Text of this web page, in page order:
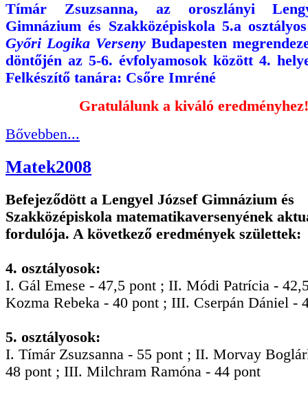
Tímár Zsuzsanna, az oroszlányi
Gimnázium és Szakközépiskola 5.a
Győri Logika Verseny Budapesten
döntőjén az 5-6. évfolyamosok között 4.
Felkészítő tanára: Csőre Imréné
Gratulálunk a kiváló eredményhez!
Bővebben...
Matek2008
Befejeződött a Lengyel József Gimnázium és
Szakközépiskola matematikaversenyének
fordulója. A következő eredmények születtek:
4. osztályosok:
I. Gál Emese - 47,5 pont ; II. Módi Patrícia -
Kozma Rebeka - 40 pont ; III. Cserpán Dániel -
5. osztályosok:
I. Tímár Zsuzsanna - 55 pont ; II. Morvay
48 pont ; III. Milchram Ramóna - 44 pont